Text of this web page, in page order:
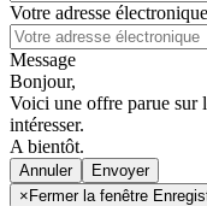
Votre adresse électronique
Message
Bonjour,
Voici une offre parue sur
intéresser.
A bientôt.
Annuler
× Fermer la fenêtre